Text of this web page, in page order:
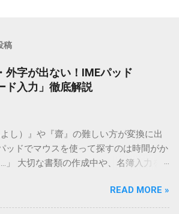
稿
外字が出ない！IMEパッド
ド入力」徹底解説
よし）』や『齋』の難しい方が変換に出
ッドでマウスを使って探すのは時間がか
」 大切な書類の作成中や、名簿入力を
多くの人が「IMEパッド（手書き入力）」
ウスで一画ずつ書くのは非効率です
READ MORE »